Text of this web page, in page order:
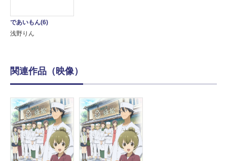
であいもん(6)
浅野りん
関連作品（映像）